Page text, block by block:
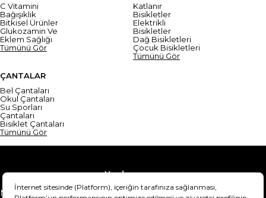
C Vitamini
Bağışıklık
Bitkisel Ürünler
Glukozamin Ve
Eklem Sağlığı
Tümünü Gör
Katlanır
Bisikletler
Elektrikli
Bisikletler
Dağ Bisikletleri
Çocuk Bisikletleri
Tümünü Gör
ÇANTALAR
Bel Çantaları
Okul Çantaları
Su Sporları
Çantaları
Bisiklet Çantaları
Tümünü Gör
Yardım
Mesafeli Satış Sözleşmesi
Teslimat Bilgisi